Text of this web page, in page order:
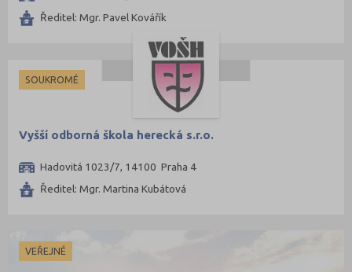
Ředitel: Mgr. Pavel Kovářík
SOUKROMÉ
Vyšší odborná škola herecká s.r.o.
Hadovitá 1023/7, 14100 Praha 4
Ředitel: Mgr. Martina Kubátová
VEŘEJNÉ